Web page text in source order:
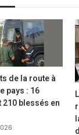
de la route à
pays : 16
210 blessés en